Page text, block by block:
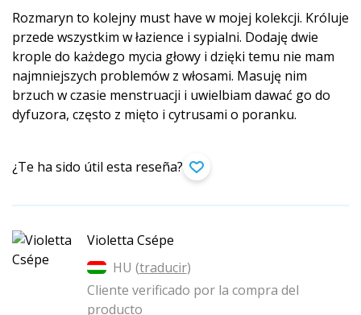
Rozmaryn to kolejny must have w mojej kolekcji. Króluje
przede wszystkim w łazience i sypialni. Dodaję dwie
krople do każdego mycia głowy i dzięki temu nie mam
najmniejszych problemów z włosami. Masuję nim
brzuch w czasie menstruacji i uwielbiam dawać go do
dyfuzora, często z mięto i cytrusami o poranku.
¿Te ha sido útil esta reseña?
Violetta Csépe
HU (traducir)
Cliente verificado por la compra del
producto